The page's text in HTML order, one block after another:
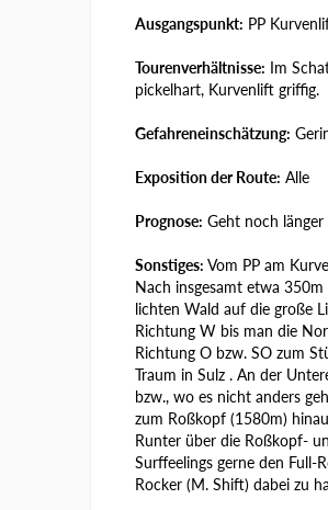
Ausgangspunkt: PP
Tourenverhältnisse: Im
pickelhart, Kurvenlift griffig.
Gefahreneinschätzung:
Exposition der Route: Alle
Prognose: Geht noch länger
Sonstiges: Vom PP am
Nach insgesamt etwa
lichten Wald auf die große
Richtung W bis man die
Richtung O bzw. SO zum
Traum in Sulz . An der
bzw., wo es nicht anders
zum Roßkopf (1580m)
Runter über die Roßkopf-
Surffeelings gerne den
Rocker (M. Shift) dabei zu